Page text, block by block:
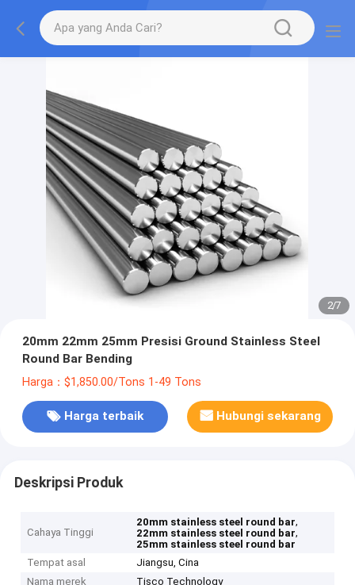
2/7
20mm 22mm 25mm Presisi Ground Stainless Steel
Round Bar Bending
Harga：$1,850.00/Tons 1-49 Tons
Harga terbaik Hubungi sekarang
Deskripsi Produk
Cahaya Tinggi
20mm stainless steel round bar,
22mm stainless steel round bar,
25mm stainless steel round bar
Tempat asal
Jiangsu, Cina
Nama merek
Tisco Technology